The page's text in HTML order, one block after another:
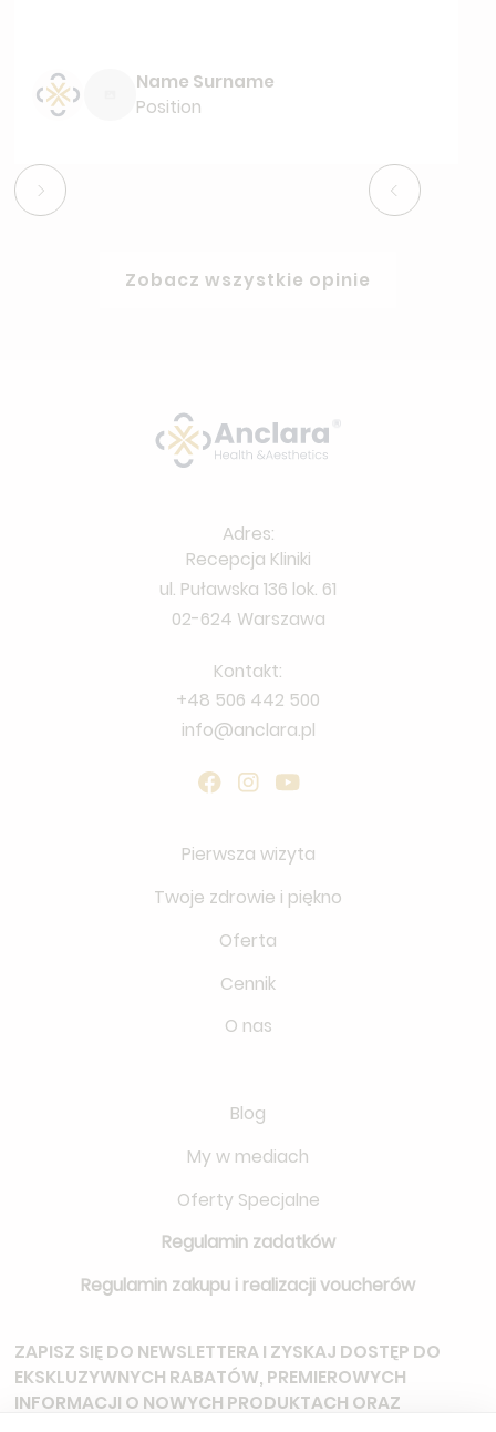
Name Surname
Position
Zobacz wszystkie opinie
Adres:
Recepcja Kliniki
ul. Puławska 136 lok. 61
02-624 Warszawa
Kontakt:
+48 506 442 500
info@anclara.pl
Pierwsza wizyta
Twoje zdrowie i piękno
Oferta
Cennik
O nas
Blog
My w mediach
Oferty Specjalne
Regulamin zadatków
Regulamin zakupu i realizacji voucherów
ZAPISZ SIĘ DO NEWSLETTERAI ZYSKAJ DOSTĘP DO
EKSKLUZYWNYCH RABATÓW, PREMIEROWYCH
INFORMACJI O NOWYCH PRODUKTACH ORAZ